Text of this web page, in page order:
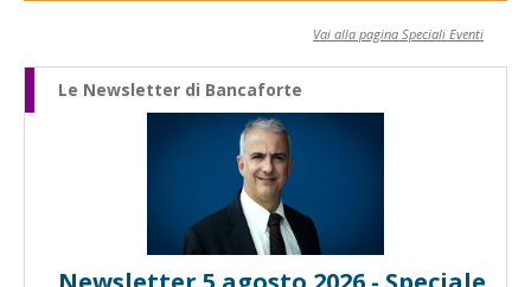
Vai alla pagina Speciali Eventi
Le Newsletter di Bancaforte